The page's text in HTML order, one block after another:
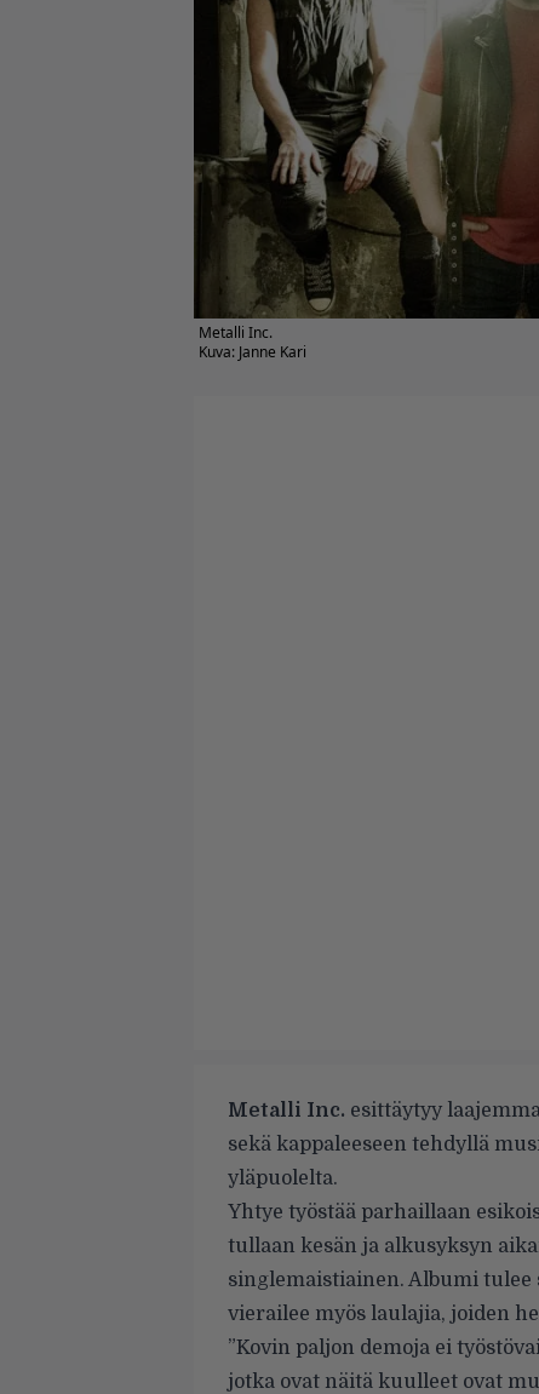
Metalli Inc.
Kuva: Janne Kari
Metalli Inc. esittäytyy
sekä kappaleeseen tehdyllä
yläpuolelta.
Yhtye työstää parhaillaan
tullaan kesän ja alkusyksyn
singlemaistiainen. Albumi tulee
vierailee myös laulajia, joiden
”Kovin paljon demoja ei
jotka ovat näitä kuulleet ovat